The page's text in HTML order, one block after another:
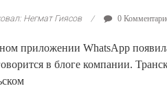
Негмат Гиясов 0
приложении WhatsApp
в блоге компании.